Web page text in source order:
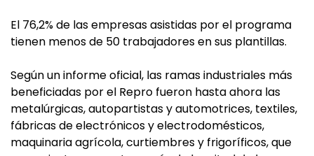
El 76,2% de las empresas asistidas por el programa
tienen menos de 50 trabajadores en sus plantillas.
Según un informe oficial, las ramas industriales más
beneficiadas por el Repro fueron hasta ahora las
metalúrgicas, autopartistas y automotrices, textiles,
fábricas de electrónicos y electrodomésticos,
maquinaria agrícola, curtiembres y frigoríficos, que